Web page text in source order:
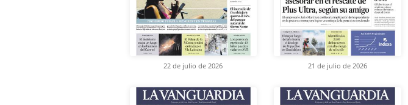
22 de julio de 2026 21 de julio de 2026